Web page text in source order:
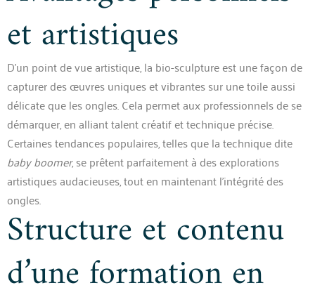
et artistiques
D’un point de vue artistique, la bio-sculpture est une façon de
capturer des œuvres uniques et vibrantes sur une toile aussi
délicate que les ongles. Cela permet aux professionnels de se
démarquer, en alliant talent créatif et technique précise.
Certaines tendances populaires, telles que la technique dite
baby boomer, se prêtent parfaitement à des explorations
artistiques audacieuses, tout en maintenant l’intégrité des
ongles.
Structure et contenu
d’une formation en